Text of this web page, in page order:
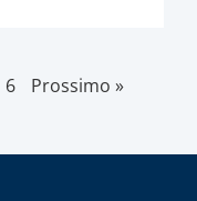
6 Prossimo »